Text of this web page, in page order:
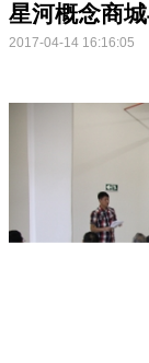
星河概念商
2017-04-14 16:16:05